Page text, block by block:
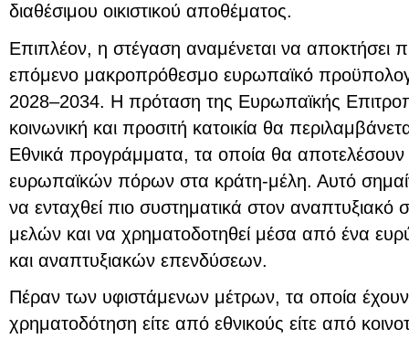
διαθέσιμου οικιστικού αποθέματος.
Επιπλέον, η στέγαση αναμένεται να αποκτήσει
επόμενο μακροπρόθεσμο ευρωπαϊκό
2028–2034. Η πρόταση της Ευρωπαϊκής
κοινωνική και προσιτή κατοικία θα
Εθνικά προγράμματα, τα οποία θα αποτελέσουν
ευρωπαϊκών πόρων στα κράτη-μέλη. Αυτό
να ενταχθεί πιο συστηματικά στον
μελών και να χρηματοδοτηθεί μέσα από ένα
και αναπτυξιακών επενδύσεων.
Πέραν των υφιστάμενων μέτρων, τα οποία
χρηματοδότηση είτε από εθνικούς είτε από